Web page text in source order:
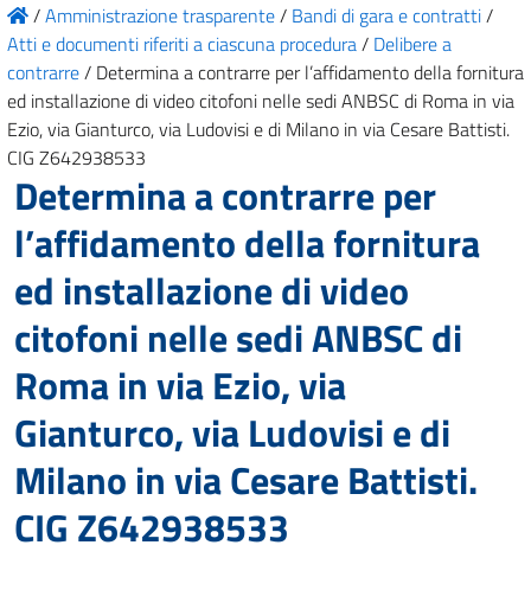
/Amministrazione trasparente/ Bandi di gara e contratti/
Atti e documenti riferiti a ciascuna procedura/ Delibere a
contrarre/ Determina a contrarre per l’affidamento della fornitura
ed installazione di video citofoni nelle sedi ANBSC di Roma in via
Ezio, via Gianturco, via Ludovisi e di Milano in via Cesare Battisti.
CIG Z642938533
Determina a contrarre per
l’affidamento della fornitura
ed installazione di video
citofoni nelle sedi ANBSC di
Roma in via Ezio, via
Gianturco, via Ludovisi e di
Milano in via Cesare Battisti.
CIG Z642938533